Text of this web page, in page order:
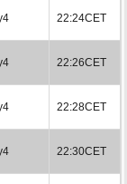
22:24CET
22:26CET
22:28CET
22:30CET